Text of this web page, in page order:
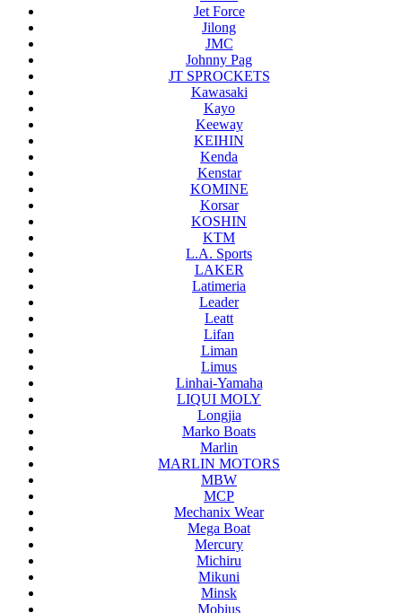
Jet Force
Jilong
JMC
Johnny Pag
JT SPROCKETS
Kawasaki
Kayo
Keeway
KEIHIN
Kenda
Kenstar
KOMINE
Korsar
KOSHIN
KTM
L.A. Sports
LAKER
Latimeria
Leader
Leatt
Lifan
Liman
Limus
Linhai-Yamaha
LIQUI MOLY
Longjia
Marko Boats
Marlin
MARLIN MOTORS
MBW
MCP
Mechanix Wear
Mega Boat
Mercury
Michiru
Mikuni
Minsk
Mobius